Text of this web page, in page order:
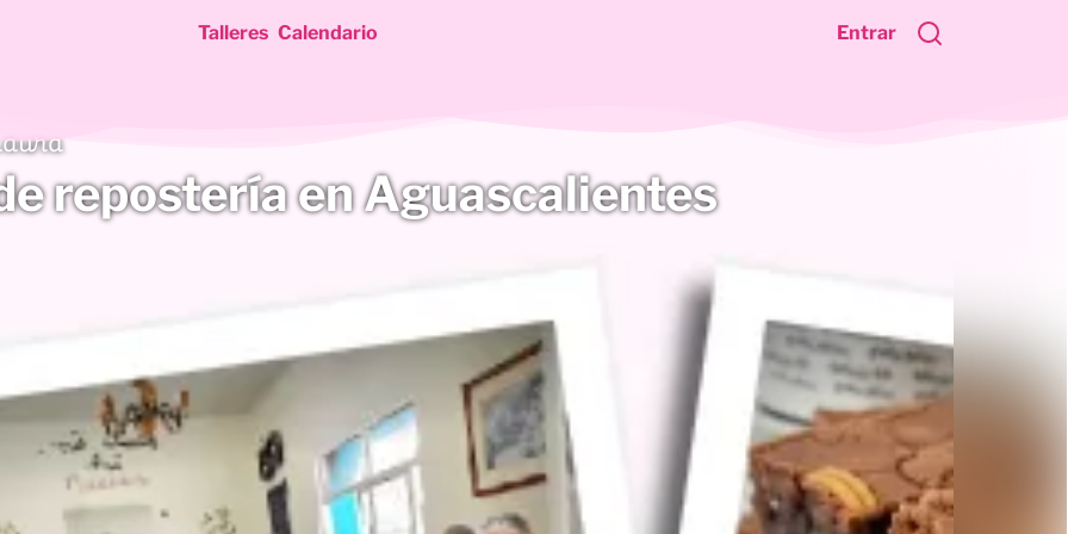
Talleres Calendario Entrar
repostería en Aguascalientes